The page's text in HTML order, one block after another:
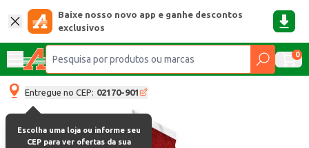
Baixe nosso novo app e ganhe descontos
exclusivos
0
Entregue no CEP: 02170-901
Escolha uma loja ou informe seu
CEP para ver ofertas da sua